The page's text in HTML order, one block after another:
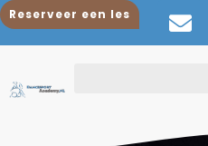
Reserveer een les